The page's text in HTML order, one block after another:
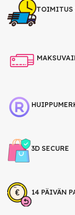
TOIMITUS
3D SECURE
14 PÄIVÄN